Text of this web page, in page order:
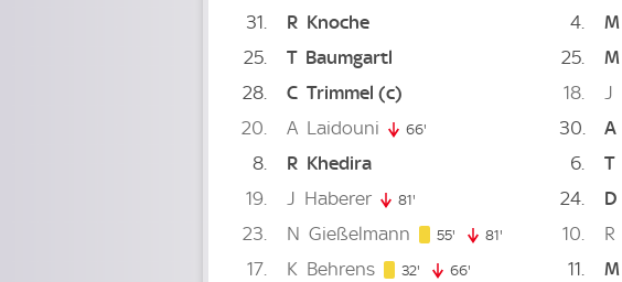
31
R Knoche
25
T Baumgartl
28
C Trimmel (c)
20
A Laidouni 66'
8 R Khedira
19
J Haberer 81'
23 N Gießelmann 55' 55. minute
81' 81. minute
17 K Behrens 32' 32. minute
66'
4 M
25
M
18 J
30 A
6
T
24
D
10
R
11 M